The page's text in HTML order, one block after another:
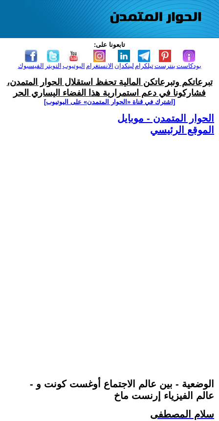
تابعونا على:
الفيسبوك التويتر اليوتيوب الانستغرام لينكدإن تيلكرامبنترست بودكاست
تبرعاتكم وتبرعاتكن المالية تحفظ استقلال الحوار المتمدن،
فشاركونا في دعم استمرارية هذا الفضاء اليساري الحر
[اشترك في قناة ‫«الحوار المتمدن» على اليوتيوب]
الحوار المتمدن - موبايل
الموقع الرئيسي
- الوضعية - بين عالم الاجتماع أوغست كونت و
عالم الفيزياء إرنست ماخ
سلام المصطفى